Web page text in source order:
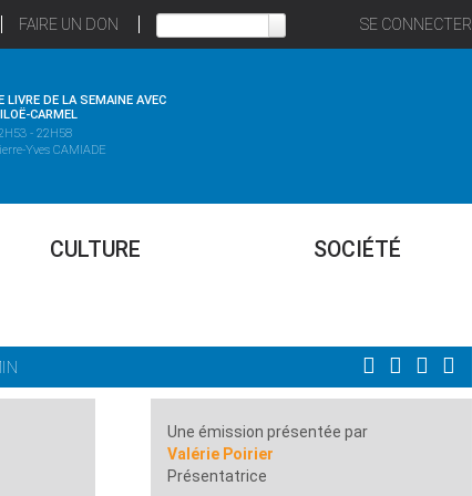
FAIRE UN DON SE CONNECTER
LIVRE DE LA SEMAINE AVEC
CARMEL
- 22H58
Yves CAMIADE
CULTURE SOCIÉTÉ
Une émission présentée par
Valérie Poirier
Présentatrice